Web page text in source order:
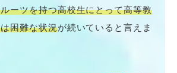
ーツを持つ高校生にとって高等教
困難な状況が続いていると言えま